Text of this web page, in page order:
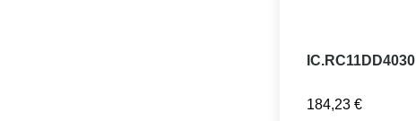
IC.RC11DD4030
184,23 €